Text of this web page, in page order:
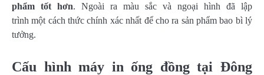
phẩm tốt hơn. Ngoài ra màu sắc và ngoại hình đã lập
trình một cách thức chính xác nhất để cho ra sản phẩm bao bì lý
tưởng.
Cấu hình máy in ống đồng tại Đông